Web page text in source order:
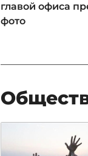
главой офиса
фото